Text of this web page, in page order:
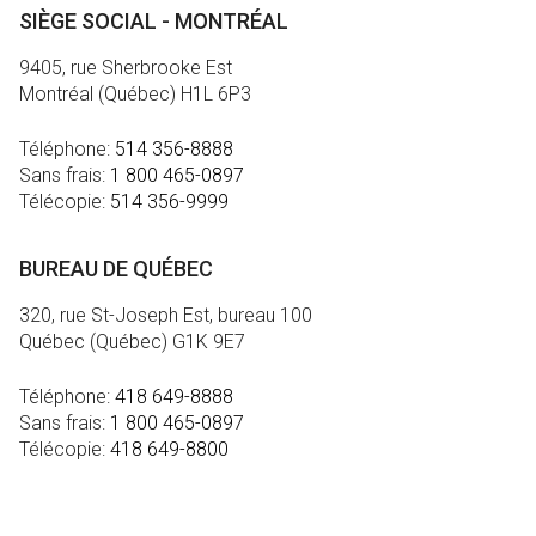
SIÈGE SOCIAL - MONTRÉAL
9405, rue Sherbrooke Est
Montréal (Québec) H1L 6P3
Téléphone: 514 356-8888
Sans frais: 1 800 465-0897
Télécopie: 514 356-9999
BUREAU DE QUÉBEC
320, rue St-Joseph Est, bureau 100
Québec (Québec) G1K 9E7
Téléphone: 418 649-8888
Sans frais: 1 800 465-0897
Télécopie: 418 649-8800